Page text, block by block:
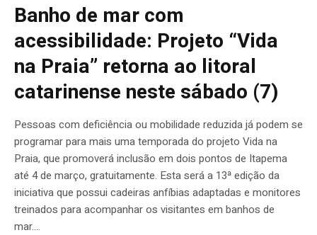
Banho de mar com
acessibilidade: Projeto “Vida
na Praia” retorna ao litoral
catarinense neste sábado (7)
Pessoas com deficiência ou mobilidade reduzida já podem se
programar para mais uma temporada do projeto Vida na
Praia, que promoverá inclusão em dois pontos de Itapema
até 4 de março, gratuitamente. Esta será a 13ª edição da
iniciativa que possui cadeiras anfíbias adaptadas e monitores
treinados para acompanhar os visitantes em banhos de
mar....